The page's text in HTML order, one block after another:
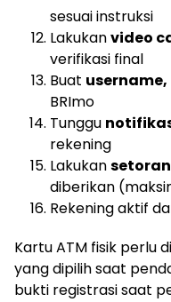
sesuai instruksi
Lakukanvideo
verifikasi final
Buat username,
BRImo
Tunggu
rekening
Lakukan
diberikan
Rekening aktif
Kartu ATM fisik perlu
yang dipilih saat
bukti registrasi saat